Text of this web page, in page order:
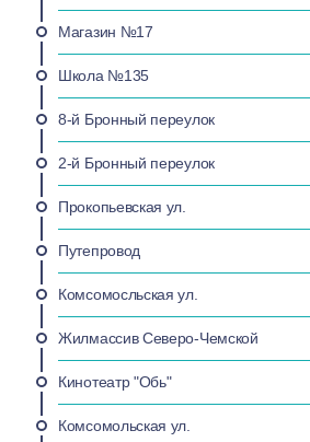
Магазин №17
Школа №135
8-й Бронный переулок
2-й Бронный переулок
Прокопьевская ул.
Путепровод
Комсомосльская ул.
Жилмассив Северо-Чемской
Кинотеатр "Обь"
Комсомольская ул.